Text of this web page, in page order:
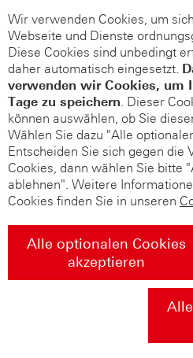
Wir verwenden Cookies, um
Webseite und Dienste
Diese Cookies sind unbedingt
daher automatisch eingesetzt.
verwenden wir Cookies, um
Tage zu speichern. Dieser
können auswählen, ob Sie
Wählen Sie dazu "Alle
Entscheiden Sie sich gegen die
Cookies, dann wählen Sie bitte
ablehnen". Weitere
Cookies finden Sie in unseren
Alle optionalen Cookies
akzeptieren